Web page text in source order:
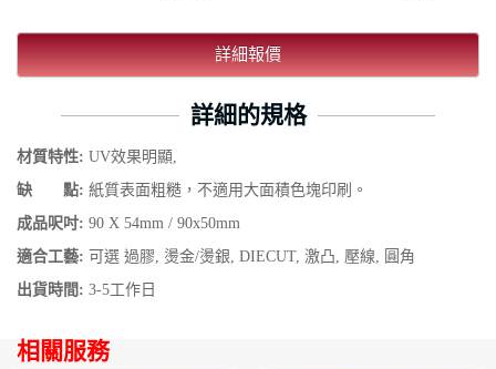
詳細報價
詳細的規格
材質特性: UV效果明顯,
缺 點: 紙質表面粗糙，不適用大面積色塊印刷。
成品呎吋: 90 X 54mm / 90x50mm
適合工藝: 可選 過膠, 燙金/燙銀, DIECUT, 激凸, 壓線, 圓角
出貨時間: 3-5工作日
相關服務